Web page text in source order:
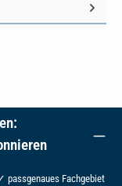
Fachgebiet